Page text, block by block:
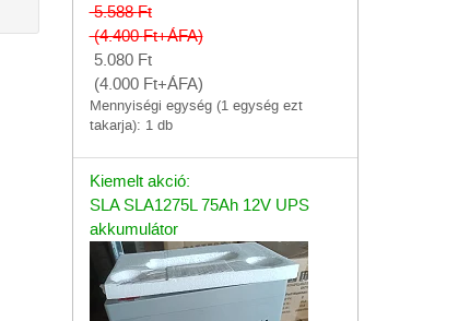
5.588Ft
(4.400Ft+ÁFA)
5.080 Ft
(4.000 Ft+ÁFA)
Mennyiségi egység (1 egység ezt
takarja): 1 db
Kiemelt akció:
SLA SLA1275L 75Ah 12V UPS
akkumulátor